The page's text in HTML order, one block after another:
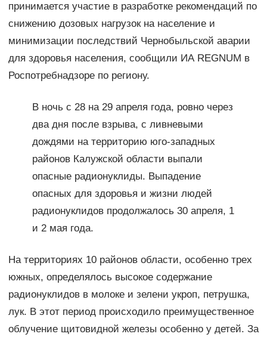
принимается участие в разработке рекомендаций по
снижению дозовых нагрузок на население и
минимизации последствий Чернобыльской аварии
для здоровья населения, сообщили ИА REGNUM в
Роспотребнадзоре по региону.
В ночь с 28 на 29 апреля года, ровно через
два дня после взрыва, с ливневыми
дождями на территорию юго-западных
районов Калужской области выпали
опасные радионуклиды. Выпадение
опасных для здоровья и жизни людей
радионуклидов продолжалось 30 апреля, 1
и 2 мая года.
На территориях 10 районов области, особенно трех
южных, определялось высокое содержание
радионуклидов в молоке и зелени укроп, петрушка,
лук. В этот период происходило преимущественное
облучение щитовидной железы особенно у детей. За